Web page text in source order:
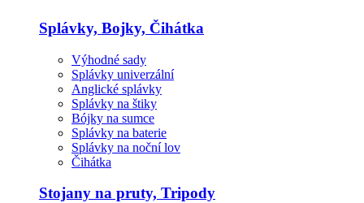
Splávky, Bojky, Čihátka
Výhodné sady
Splávky univerzální
Anglické splávky
Splávky na štiky
Bójky na sumce
Splávky na baterie
Splávky na noční lov
Čihátka
Stojany na pruty, Tripody